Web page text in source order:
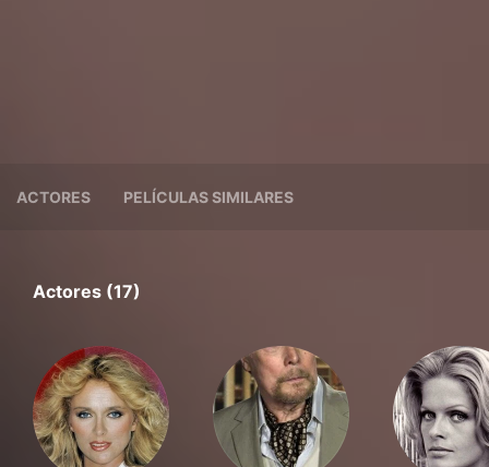
ACTORES PELÍCULAS SIMILARES
Actores (17)